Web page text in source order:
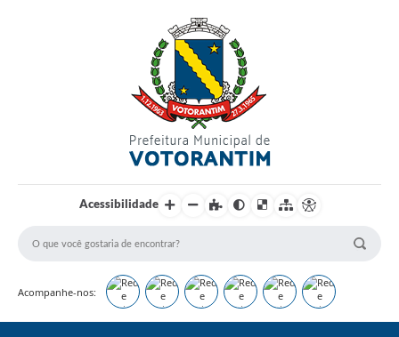
Acessibilidade
Acompanhe-nos: